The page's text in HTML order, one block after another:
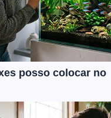
posso colocar no